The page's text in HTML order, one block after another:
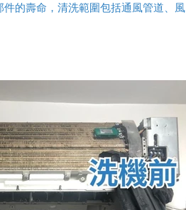
的壽命，清洗範圍包括通風管道、風